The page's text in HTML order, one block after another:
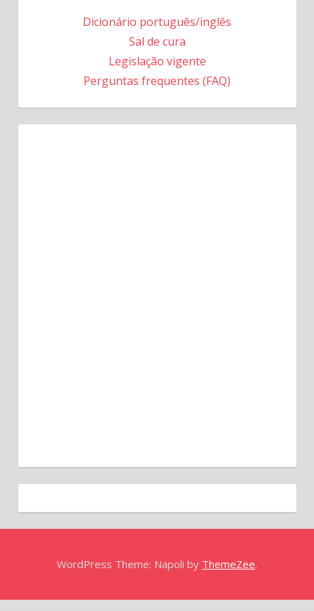
Dicionário português/inglês
Sal de cura
Legislação vigente
Perguntas frequentes (FAQ)
WordPress Theme: Napoli by ThemeZee.